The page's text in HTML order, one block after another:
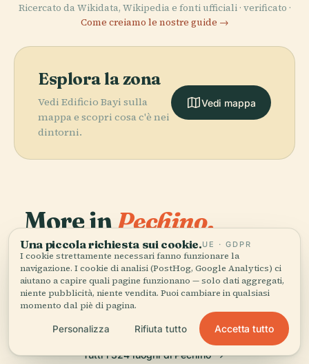
Ricercato da Wikidata, Wikipedia e fonti ufficiali · verificato ·
Come creiamo le nostre guide →
Esplora la zona
Vedi Edificio Bayi sulla
mappa e scopri cosa c'è nei
dintorni.
Vedi mappa
More inPechino.
324 luoghi da scoprire — alcuni da abbinare.
PLACE
Piazza
Tienanmen
Museo
Nazionale della
Cina
PLACE
Incidente del
Ponte di Marco
Polo
PLACE
Tempio del
Cielo
Tutti i 324 luoghi di Pechino
Una piccola richiesta sui cookie.UE · GDPR
I cookie strettamente necessari fanno funzionare la
navigazione. I cookie di analisi (PostHog, Google Analytics) ci
aiutano a capire quali pagine funzionano — solo dati aggregati,
niente pubblicità, niente vendita. Puoi cambiare in qualsiasi
momento dal piè di pagina.
Personalizza Rifiuta tutto Accetta tutto